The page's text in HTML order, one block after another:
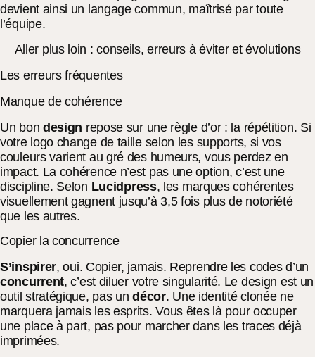
devient ainsi un langage commun, maîtrisé par toute
l’équipe.
Aller plus loin : conseils, erreurs à éviter et évolutions
Les erreurs fréquentes
Manque de cohérence
Un bon design repose sur une règle d’or : la répétition. Si
votre logo change de taille selon les supports, si vos
couleurs varient au gré des humeurs, vous perdez en
impact. La cohérence n’est pas une option, c’est une
discipline. Selon Lucidpress, les marques cohérentes
visuellement gagnent jusqu’à 3,5 fois plus de notoriété
que les autres.
Copier la concurrence
S’inspirer, oui. Copier, jamais. Reprendre les codes d’un
concurrent, c’est diluer votre singularité. Le design est un
outil stratégique, pas undécor. Une identité clonée ne
marquera jamais les esprits. Vous êtes là pour occuper
une place à part, pas pour marcher dans les traces déjà
imprimées.